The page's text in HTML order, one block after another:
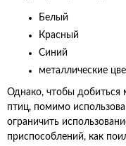
Белый
Красный
Синий
металлические
Однако, чтобы добиться
птиц, помимо
ограничить
приспособлений, как